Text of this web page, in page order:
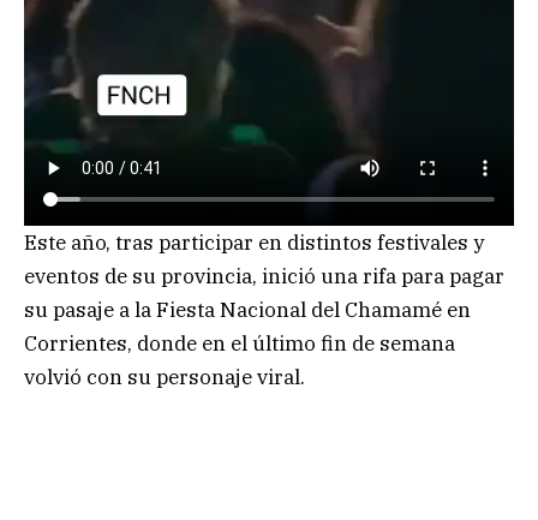
Este año, tras participar en distintos festivales y
eventos de su provincia, inició una rifa para pagar
su pasaje a la Fiesta Nacional del Chamamé en
Corrientes, donde en el último fin de semana
volvió con su personaje viral.